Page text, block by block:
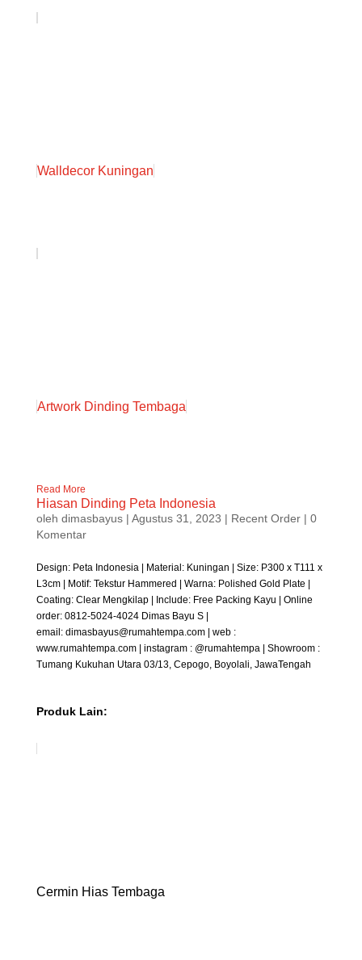
Walldecor Kuningan
Artwork Dinding Tembaga
Read More
Hiasan Dinding Peta Indonesia
oleh dimasbayus| Agustus 31, 2023 | Recent Order| 0
Komentar
Design: Peta Indonesia | Material: Kuningan | Size: P300 x T111 x
L3cm | Motif: Tekstur Hammered | Warna: Polished Gold Plate |
Coating: Clear Mengkilap | Include: Free Packing Kayu | Online
order: 0812-5024-4024 Dimas Bayu S |
email: dimasbayus@rumahtempa.com | web :
www.rumahtempa.com | instagram : @rumahtempa | Showroom :
Tumang Kukuhan Utara 03/13, Cepogo, Boyolali, JawaTengah
Produk Lain:
Cermin Hias Tembaga